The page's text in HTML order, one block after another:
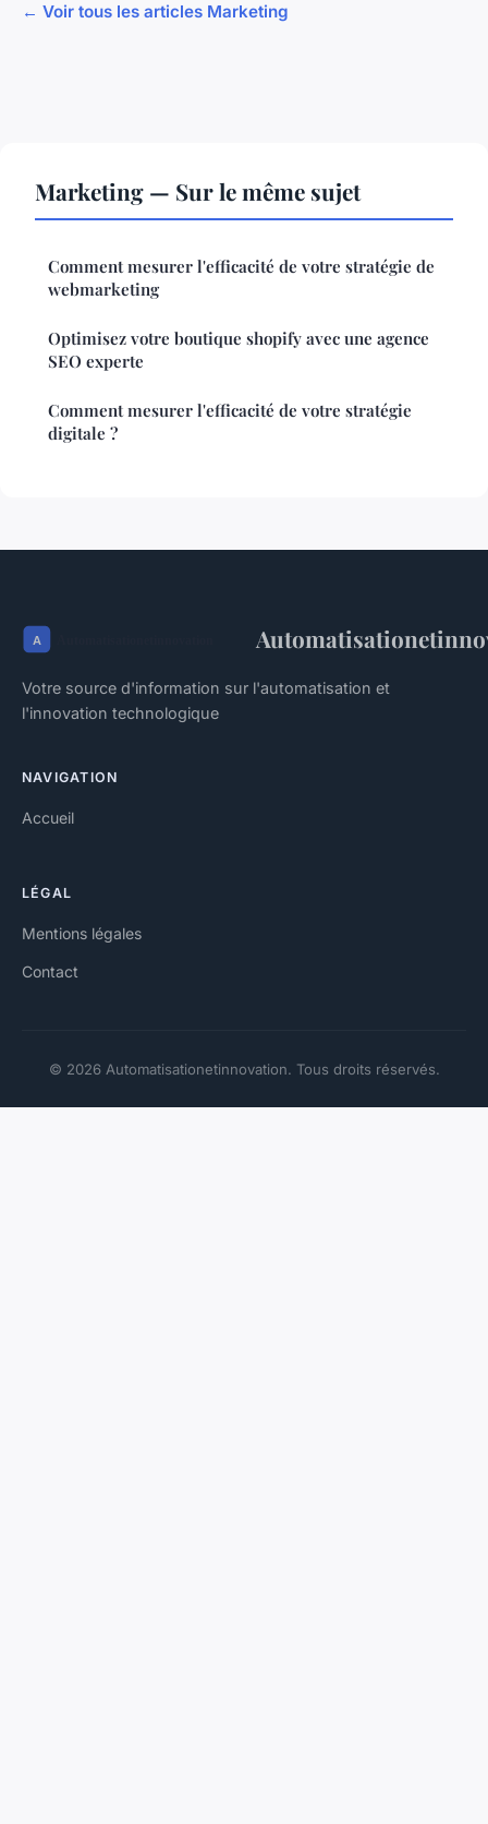
← Voir tous les articles Marketing
Marketing — Sur le même sujet
Comment mesurer l'efficacité de votre stratégie de
webmarketing
Optimisez votre boutique shopify avec une agence
SEO experte
Comment mesurer l'efficacité de votre stratégie
digitale ?
Votre source d'information sur l'automatisation et
l'innovation technologique
NAVIGATION
Accueil
LÉGAL
Mentions légales
Contact
© 2026 Automatisationetinnovation. Tous droits réservés.